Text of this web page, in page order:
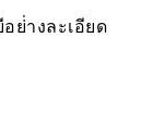
ย่่างละเอียด